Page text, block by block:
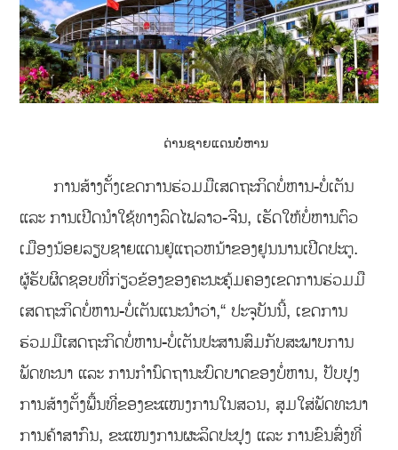
ດ່ານຊາຍແດນບໍ່ຫານ
ການສ້າງຕັ້ງເຂດການຮ່ວມມືເສດຖະກິດບໍ່ຫານ-ບໍ່ເຕັນ
ແລະ ການເປີດນໍາໃຊ້ທາງລົດໄຟລາວ-ຈີນ, ເຮັດໃຫ້ບໍ່ຫານຕົວ
ເມືອງນ້ອຍລຽບຊາຍແດນຢູ່ແຖວຫນ້າຂອງຢູນນານເປີດປະຕູ.
ຜູ້ຮັບຜິດຊອບທີ່ກ່ຽວຂ້ອງຂອງຄະນະຄຸ້ມຄອງເຂດການຮ່ວມມື
ເສດຖະກິດບໍ່ຫານ-ບໍ່ເຕັນແນະນໍາວ່າ,“ ປະຈຸບັນນີ້, ເຂດການ
ຮ່ວມມືເສດຖະກິດບໍ່ຫານ-ບໍ່ເຕັນປະສານສົມກັບສະພາບການ
ພັດທະນາ ແລະ ການກໍານົດຖານະບົດບາດຂອງບໍ່ຫານ, ປັບປຸງ
ການສ້າງຕັ້ງພື້ນທີ່ຂອງຂະແໜງການໃນສວນ, ສຸມໃສ່ພັດທະນາ
ການຄ້າສາກົນ, ຂະແໜງການຜະລິດປະປຸງ ແລະ ການຂົນສົ່ງທີ່